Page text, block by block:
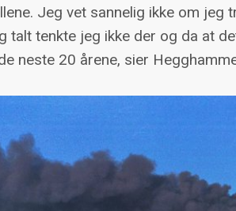
i dag av forskerne Truls
Likuski, Peter Nesser og
Vidar Skretting og
ledende på internasjonal
Jeg vet sannelig ikke om jeg
talt tenkte jeg ikke der og da at
neste 20 årene, sier